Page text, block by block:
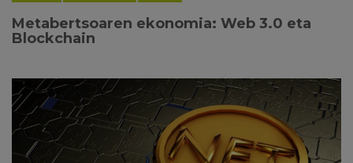
Metabertsoaren ekonomia: Web 3.0 eta
Blockchain